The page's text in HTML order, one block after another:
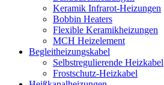
Keramik Infrarot-Heizungen
Bobbin Heaters
Flexible Keramikheizungen
MCH Heizelement
Begleitheizungskabel
Selbstregulierende Heizkabel
Frostschutz-Heizkabel